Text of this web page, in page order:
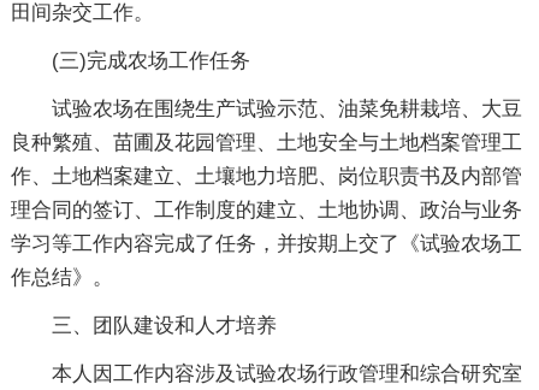
田间杂交工作。
(三)完成农场工作任务
试验农场在围绕生产试验示范、油菜免耕栽培、大豆
良种繁殖、苗圃及花园管理、土地安全与土地档案管理工
作、土地档案建立、土壤地力培肥、岗位职责书及内部管
理合同的签订、工作制度的建立、土地协调、政治与业务
学习等工作内容完成了任务，并按期上交了《试验农场工
作总结》。
三、团队建设和人才培养
本人因工作内容涉及试验农场行政管理和综合研究室